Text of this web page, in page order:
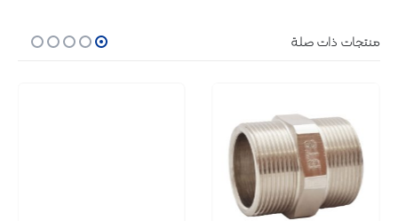
منتجات ذات صلة